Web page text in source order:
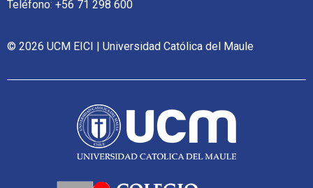
Teléfono: +56 71 298 600
© 2026 UCM EICI | Universidad Católica del Maule